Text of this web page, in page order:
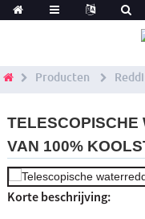
Producten
TELESCOPISCHE
VAN 100%
Korte beschrijving: